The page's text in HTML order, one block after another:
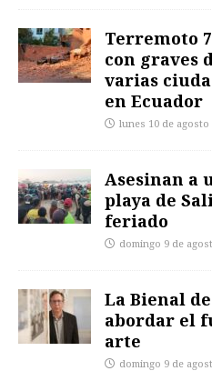
Terremoto
con graves
varias
en Ecuador
lunes 10 de agosto
Asesinan a
playa de
feriado
domingo 9 de
La Bienal
abordar el
arte
domingo 9 de